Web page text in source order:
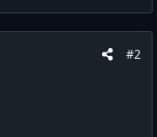
#2